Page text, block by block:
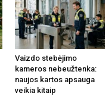
Vaizdo stebėjimo
kameros nebeužtenka:
naujos kartos apsauga
veikia kitaip